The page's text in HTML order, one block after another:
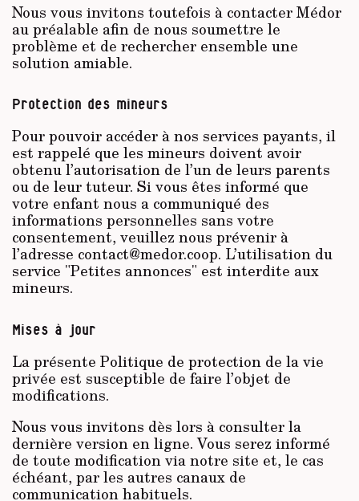
Nous vous invitons toutefois à contacter Médor
au préalable afin de nous soumettre le
problème et de rechercher ensemble une
solution amiable.
Protection des mineurs
Pour pouvoir accéder à nos services payants, il
est rappelé que les mineurs doivent avoir
obtenu l’autorisation de l’un de leurs parents
ou de leur tuteur. Si vous êtes informé que
votre enfant nous a communiqué des
informations personnelles sans votre
consentement, veuillez nous prévenir à
l’adresse contact@medor.coop. L’utilisation du
service "Petites annonces" est interdite aux
mineurs.
Mises à jour
La présente Politique de protection de la vie
privée est susceptible de faire l’objet de
modifications.
Nous vous invitons dès lors à consulter la
dernière version en ligne. Vous serez informé
de toute modification via notre site et, le cas
échéant, par les autres canaux de
communication habituels.